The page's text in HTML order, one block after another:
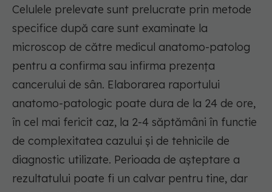
Celulele prelevate sunt prelucrate prin metode
specifice după care sunt examinate la
microscop de către medicul anatomo-patolog
pentru a confirma sau infirma prezența
cancerului de sân. Elaborarea raportului
anatomo-patologic poate dura de la 24 de ore,
în cel mai fericit caz, la 2-4 săptămâni în functie
de complexitatea cazului și de tehnicile de
diagnostic utilizate. Perioada de așteptare a
rezultatului poate fi un calvar pentru tine, dar